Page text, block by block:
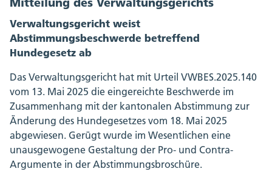
Verwaltungsgericht weist
Abstimmungsbeschwerde betreffend
Hundegesetz ab
Das Verwaltungsgericht hat mit Urteil VWBES.2025.140
vom 13. Mai 2025 die eingereichte Beschwerde im
Zusammenhang mit der kantonalen Abstimmung zur
Änderung des Hundegesetzes vom 18. Mai 2025
abgewiesen. Gerügt wurde im Wesentlichen eine
unausgewogene Gestaltung der Pro- und Contra-
Argumente in der Abstimmungsbroschüre.